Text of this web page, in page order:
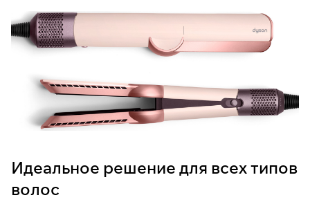
Идеальное решение для всех типов
волос